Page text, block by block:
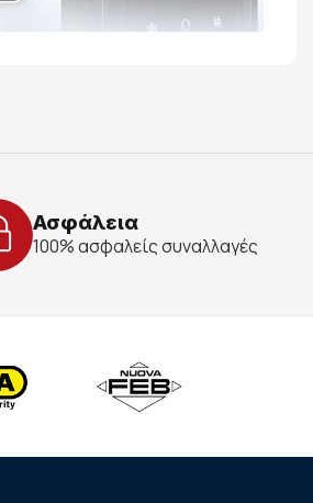
Ασφάλεια
100% ασφαλείς συναλλαγές